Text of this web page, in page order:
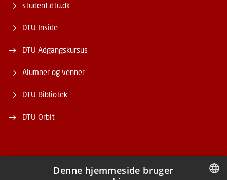
student.dtu.dk
DTU Inside
DTU Adgangskursus
Alumner og venner
DTU Bibliotek
DTU Orbit
Denne hjemmeside bruger